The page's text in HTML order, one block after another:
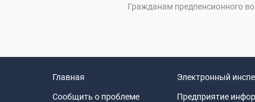
Гражданам предпенсионного
Главная
Сообщить о проблеме
Электронный
Предприятие